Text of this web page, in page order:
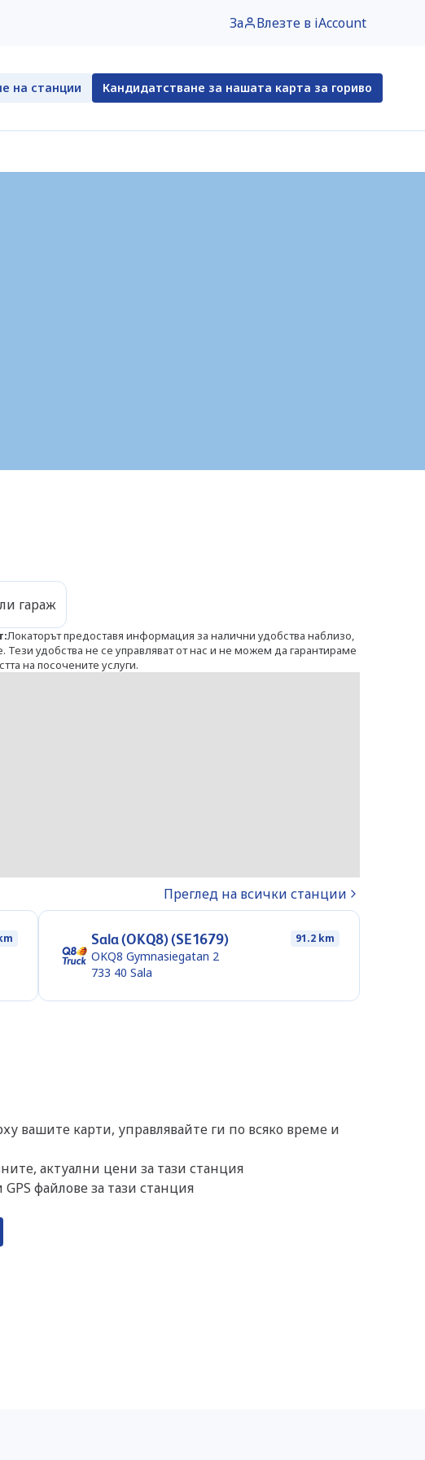
За Влезте в iAccount
на станции Кандидатстване за нашата карта за гориво
гараж
:Локаторът предоставя информация за налични удобства наблизо,
Тези удобства не се управляват от нас и не можем да гарантираме
на посочените услуги.
Преглед на всички станции
Sala (OKQ8) (SE1679) 91.2 km
OKQ8 Gymnasiegatan 2
733 40 Sala
вашите карти, управлявайте ги по всяко време и
актуални цени за тази станция
GPS файлове за тази станция